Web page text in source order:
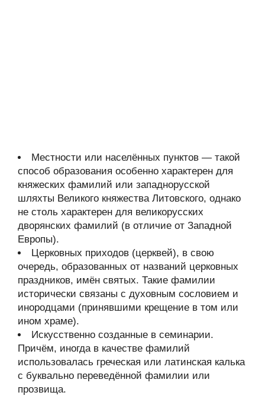
Местности или населённых пунктов — такой
способ образования особенно характерен для
княжеских фамилий или западнорусской
шляхты Великого княжества Литовского, однако
не столь характерен для великорусских
дворянских фамилий (в отличие от Западной
Европы).
Церковных приходов (церквей), в свою
очередь, образованных от названий церковных
праздников, имён святых. Такие фамилии
исторически связаны с духовным сословием и
инородцами (принявшими крещение в том или
ином храме).
Искусственно созданные в семинарии.
Причём, иногда в качестве фамилий
использовалась греческая или латинская калька
с буквально переведённой фамилии или
прозвища.